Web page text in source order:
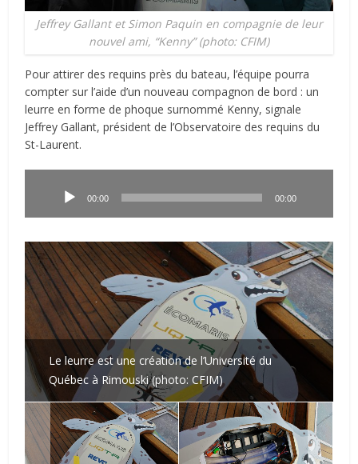
Jeffrey Gallant et Simon Paquin en compagnie de leur
nouvel ami, “Kenny” (photo: CFIM)
Pour attirer des requins près du bateau, l’équipe pourra
compter sur l’aide d’un nouveau compagnon de bord : un
leurre en forme de phoque surnommé Kenny, signale
Jeffrey Gallant, président de l’Observatoire des requins du
St-Laurent.
00:00 00:00
Le leurre est une création de l’Université du
Québec à Rimouski (photo: CFIM)